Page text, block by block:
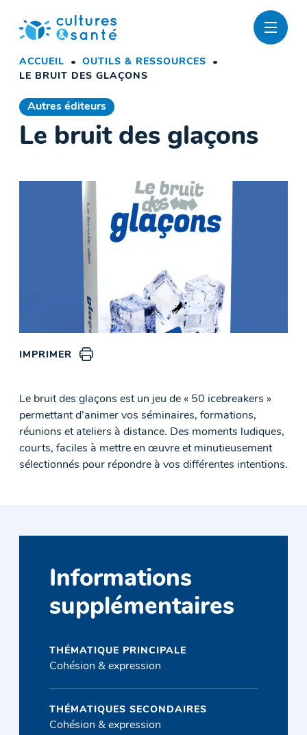
contenu
ACCUEIL
OUTILS & RESSOURCES
LE BRUIT DES GLAÇONS
Autres éditeurs
Le bruit des glaçons
IMPRIMER
Le bruit des glaçons est un jeu de « 50 icebreakers »
permettant d’animer vos séminaires, formations,
réunions et ateliers à distance. Des moments ludiques,
courts, faciles à mettre en œuvre et minutieusement
sélectionnés pour répondre à vos différentes intentions.
Informations
supplémentaires
THÉMATIQUE PRINCIPALE
Cohésion & expression
THÉMATIQUES SECONDAIRES
Cohésion & expression